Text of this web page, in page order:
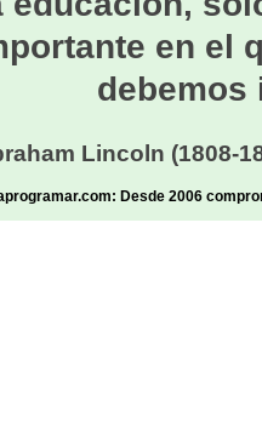
en el
debemos
Lincoln (1808-
Desde 2006